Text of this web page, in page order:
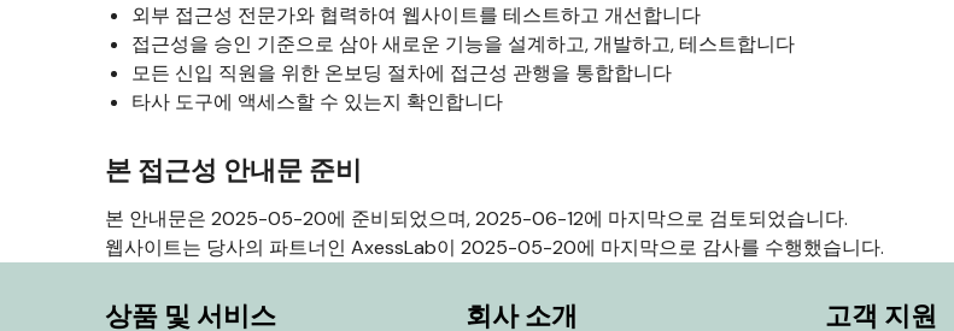
외부 접근성 전문가와 협력하여 웹사이트를 테스트하고 개선합니다
접근성을 승인 기준으로 삼아 새로운 기능을 설계하고, 개발하고, 테스트합니다
모든 신입 직원을 위한 온보딩 절차에 접근성 관행을 통합합니다
타사 도구에 액세스할 수 있는지 확인합니다
본 접근성 안내문 준비
본 안내문은 2025-05-20에 준비되었으며, 2025-06-12에 마지막으로 검토되었습니다.
웹사이트는 당사의 파트너인 AxessLab이 2025-05-20에 마지막으로 감사를 수행했습니다.
상품 및 서비스 회사 소개 고객 지원